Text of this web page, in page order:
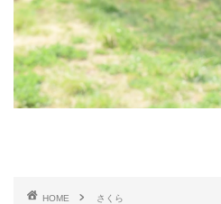
HOME さくら